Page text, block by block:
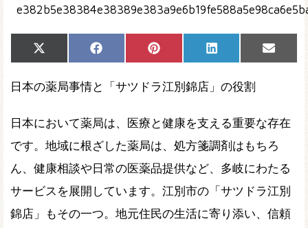
Share
on
X
(Twitter)
Share
on
Facebook Share
on
Pinterest Share
on
LinkedIn
Share
on
Email
日本の薬局事情と「サツドラ江別錦店」の役割
日本において薬局は、医療と健康を支える重要な存在
です。地域に根ざした薬局は、処方箋調剤はもちろ
ん、健康相談や日常の医薬品提供など、多岐にわたる
サービスを展開しています。江別市の「サツドラ江別
錦店」もその一つ。地元住民の生活に寄り添い、信頼